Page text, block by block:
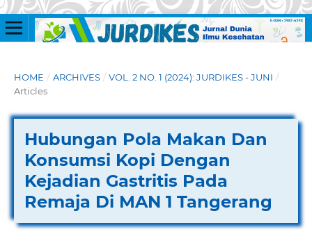
HOME / ARCHIVES / VOL. 2 NO. 1 (2024): JURDIKES - JUNI /
Articles
Hubungan Pola Makan Dan
Konsumsi Kopi Dengan
Kejadian Gastritis Pada
Remaja Di MAN 1 Tangerang